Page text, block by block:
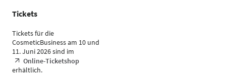
Tickets
Tickets für die
CosmeticBusiness am 10 und
11. Juni 2026 sind im
Online-Ticketshop
erhältlich.